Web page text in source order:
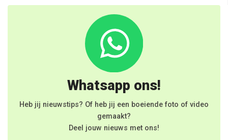
Whatsapp ons!
Heb jij nieuwstips? Of heb jij een boeiende foto of video
gemaakt?
Deel jouw nieuws met ons!